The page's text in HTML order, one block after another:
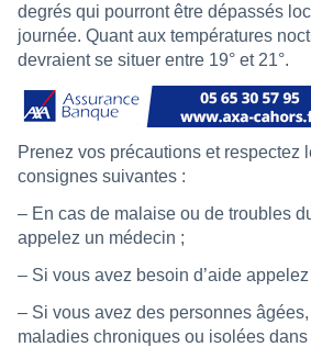
degrés qui pourront être dépassés
journée. Quant aux températures
devraient se situer entre 19° et 21°.
Prenez vos précautions et respectez
consignes suivantes :
– En cas de malaise ou de troubles
appelez un médecin ;
– Si vous avez besoin d’aide
– Si vous avez des personnes
maladies chroniques ou isolées